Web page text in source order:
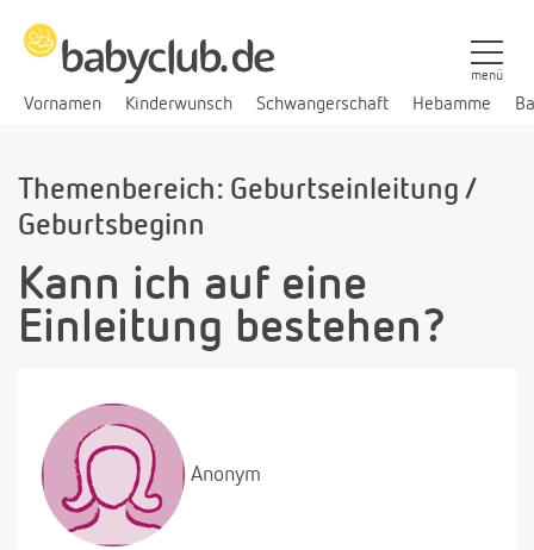
Vornamen Kinderwunsch Schwangerschaft Hebamme
menü
Themenbereich: Geburtseinleitung /
Geburtsbeginn
Kann ich auf eine
Einleitung bestehen?
Anonym